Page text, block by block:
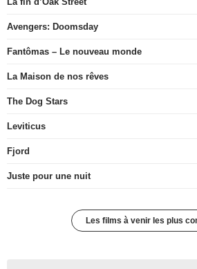
Avengers: Doomsday
Fantômas – Le nouveau monde
La Maison de nos rêves
The Dog Stars
Leviticus
Fjord
Juste pour une nuit
Les films à venir les plus